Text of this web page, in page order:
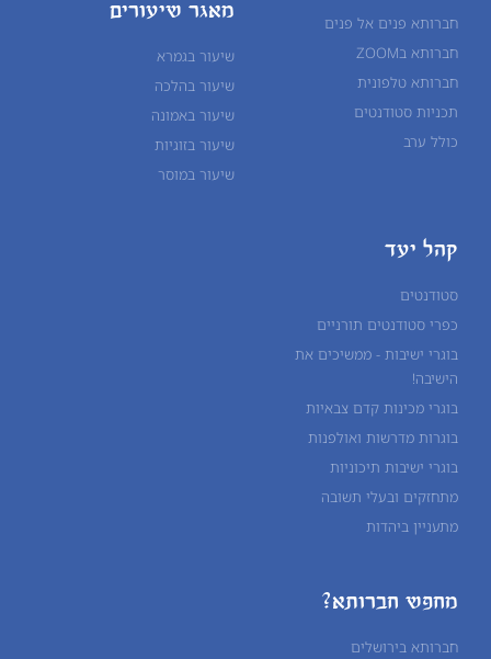
חברותא פנים אל פנים
חברותא בZOOM
חברותא טלפונית
תכניות סטודנטים
כולל ערב
מאגר שיעורים
שיעור בגמרא
שיעור בהלכה
שיעור באמונה
שיעור בזוגיות
שיעור במוסר
קהל יעד
סטודנטים
כפרי סטודנטים תורניים
בוגרי ישיבות - ממשיכים את
הישיבה!
בוגרי מכינות קדם צבאיות
בוגרות מדרשות ואולפנות
בוגרי ישיבות תיכוניות
מתחזקים ובעלי תשובה
מתעניין ביהדות
מחפש חברותא?
חברותא בירושלים